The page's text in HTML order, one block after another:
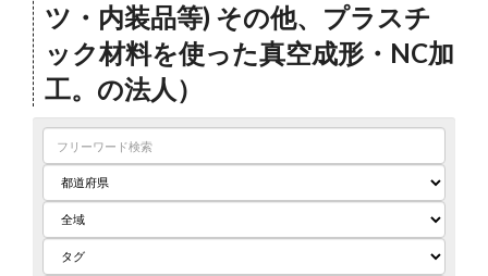
ツ・内装品等) その他、プラスチ
ック材料を使った真空成形・NC加
工。の法人）